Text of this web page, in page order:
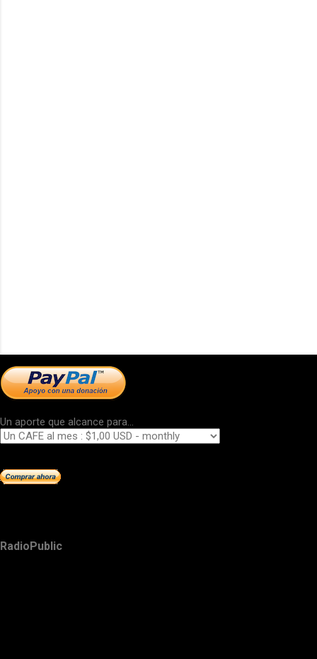
Un aporte que alcance para...
RadioPublic